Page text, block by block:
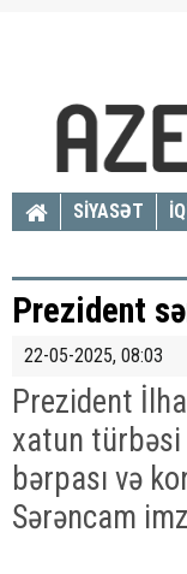
SİYASƏT
Prezident
22-05-2025, 08:03
Prezident
xatun türbəsi
bərpası və
Sərəncam